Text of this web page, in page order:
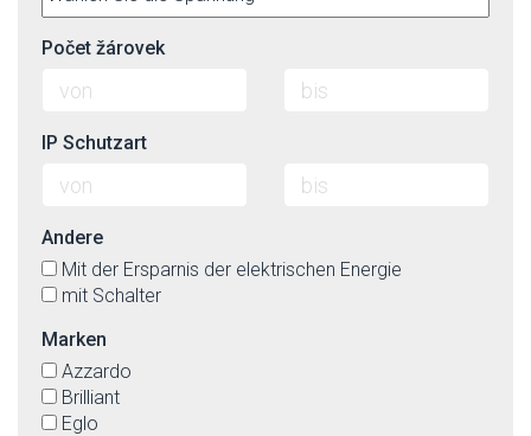
Počet žárovek
IP Schutzart
Andere
Mit der Ersparnis der elektrischen Energie
mit Schalter
Marken
Azzardo
Brilliant
Eglo